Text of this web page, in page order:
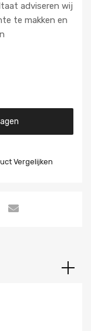
adviseren wij
te makken en
Vergelijken